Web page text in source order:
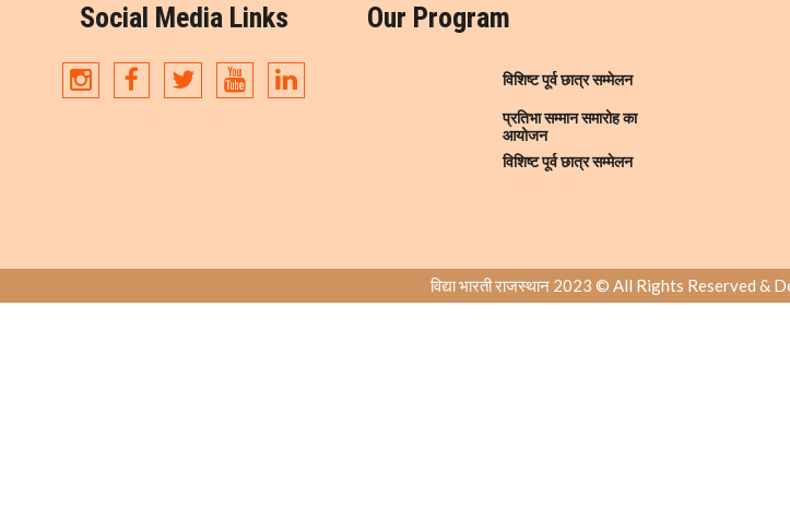
Social Media Links Our Program
विशिष्ट पूर्व छात्र सम्मेलन
प्रतिभा सम्मान समारोह का
आयोजन
विशिष्ट पूर्व छात्र सम्मेलन
विद्या भारती राजस्थान 2023 © All Rights Reserved &